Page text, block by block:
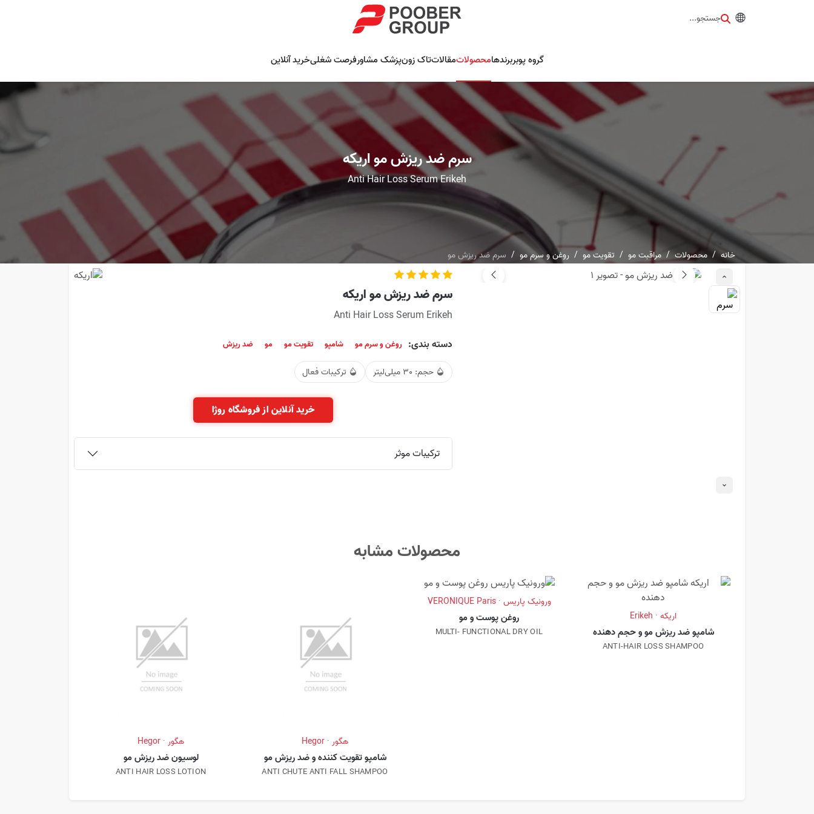
جستجو...
گروه پوبربرندهامحصولاتمقالاتتاک زونپزشک مشاورفرصت شغلیخرید آنلاین
سرم ضد ریزش مو اریکه
Anti Hair Loss Serum Erikeh
خانه محصولات مراقبت مو تقویت مو روغن و سرم مو سرم ضد ریزش مو
سرم ضد ریزش مو اریکه
Anti Hair Loss Serum Erikeh
دسته بندی: روغن و سرم مو شامپو تقویت مو مو ضد ریزش
حجم: 30 میلی‌لیتر ترکیبات فعال
خرید آنلاین از فروشگاه روژا
ترکیبات موثر
محصولات مشابه
اریکه · Erikeh
شامپو ضد ریزش مو و حجم دهنده
ANTI-HAIR LOSS SHAMPOO
ورونیک پاریس · VERONIQUE Paris
روغن پوست و مو
MULTI- FUNCTIONAL DRY OIL
هگور · Hegor
شامپو تقویت کننده و ضد ریزش مو
ANTI CHUTE ANTI FALL SHAMPOO
هگور · Hegor
لوسیون ضد ریزش مو
ANTI HAIR LOSS LOTION